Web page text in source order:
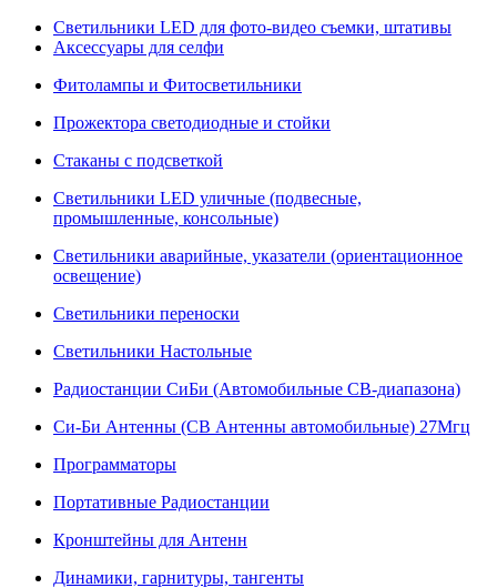
Светильники LED для фото-видео съемки, штативы
Аксессуары для селфи
Фитолампы и Фитосветильники
Прожектора светодиодные и стойки
Стаканы с подсветкой
Светильники LED уличные (подвесные,
промышленные, консольные)
Светильники аварийные, указатели (ориентационное
освещение)
Светильники переноски
Светильники Настольные
Радиостанции СиБи (Автомобильные СВ-диапазона)
Си-Би Антенны (СВ Антенны автомобильные) 27Мгц
Программаторы
Портативные Радиостанции
Кронштейны для Антенн
Динамики, гарнитуры, тангенты